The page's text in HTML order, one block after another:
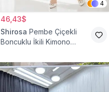
4
46,43$
Shirosa Pembe Çiçekli
Boncuklu İkili Kimono